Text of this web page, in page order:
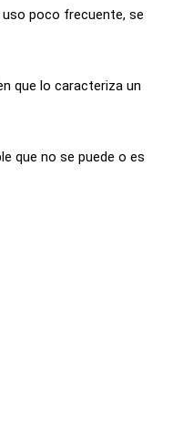
poco frecuente, se
que lo caracteriza un
que no se puede o es